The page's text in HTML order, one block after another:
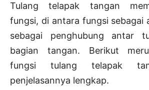
Tulang telapak tangan
fungsi, di antara fungsi sebagai
sebagai penghubung antar
bagian tangan. Berikut
fungsi tulang telapak
penjelasannya lengkap.